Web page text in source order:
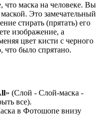
что маска на человеке. Вы
Это замечательный
стирать (прятать) его
изображение, а
цвет кисти с черного
что было спрятано.
» (Слой - Слой-маска -
все).
внизу